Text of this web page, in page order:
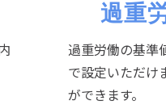
過重
過重労働の基準
で設定いただけ
ができます。